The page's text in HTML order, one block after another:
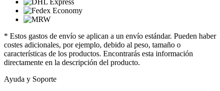
* Estos gastos de envío se aplican a un envío estándar. Pueden haber
costes adicionales, por ejemplo, debido al peso, tamaño o
características de los productos. Encontrarás esta información
directamente en la descripción del producto.
Ayuda y Soporte